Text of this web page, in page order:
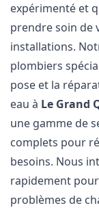
expérimenté et
prendre soin de
installations.
plombiers
pose et la
eau à Le Grand
une gamme de
complets pour
besoins. Nous
rapidement
problèmes de